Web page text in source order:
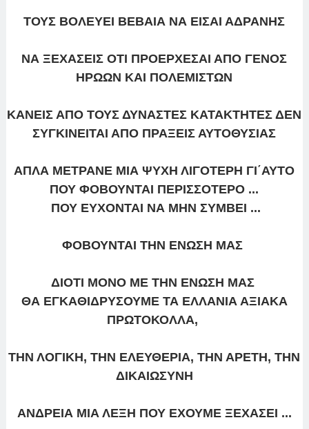
ΤΟΥΣ ΒΟΛΕΥΕΙ ΒΕΒΑΙΑ ΝΑ ΕΙΣΑΙ ΑΔΡΑΝΗΣ
ΝΑ ΞΕΧΑΣΕΙΣ ΟΤΙ ΠΡΟΕΡΧΕΣΑΙ ΑΠΟ ΓΕΝΟΣ
ΗΡΩΩΝ ΚΑΙ ΠΟΛΕΜΙΣΤΩΝ
ΚΑΝΕΙΣ ΑΠΟ ΤΟΥΣ ΔΥΝΑΣΤΕΣ ΚΑΤΑΚΤΗΤΕΣ ΔΕΝ
ΣΥΓΚΙΝΕΙΤΑΙ ΑΠΟ ΠΡΑΞΕΙΣ ΑΥΤΟΘΥΣΙΑΣ
ΑΠΛΑ ΜΕΤΡΑΝΕ ΜΙΑ ΨΥΧΗ ΛΙΓΟΤΕΡΗ ΓΙ΄ΑΥΤΟ
ΠΟΥ ΦΟΒΟΥΝΤΑΙ ΠΕΡΙΣΣΟΤΕΡΟ ...
ΠΟΥ ΕΥΧΟΝΤΑΙ ΝΑ ΜΗΝ ΣΥΜΒΕΙ ...
ΦΟΒΟΥΝΤΑΙ ΤΗΝ ΕΝΩΣΗ ΜΑΣ
ΔΙΟΤΙ ΜΟΝΟ ΜΕ ΤΗΝ ΕΝΩΣΗ ΜΑΣ
ΘΑ ΕΓΚΑΘΙΔΡΥΣΟΥΜΕ ΤΑ ΕΛΛΑΝΙΑ ΑΞΙΑΚΑ
ΠΡΩΤΟΚΟΛΛΑ,
ΤΗΝ ΛΟΓΙΚΗ, ΤΗΝ ΕΛΕΥΘΕΡΙΑ, ΤΗΝ ΑΡΕΤΗ, ΤΗΝ
ΔΙΚΑΙΩΣΥΝΗ
ΑΝΔΡΕΙΑ ΜΙΑ ΛΕΞΗ ΠΟΥ ΕΧΟΥΜΕ ΞΕΧΑΣΕΙ ...